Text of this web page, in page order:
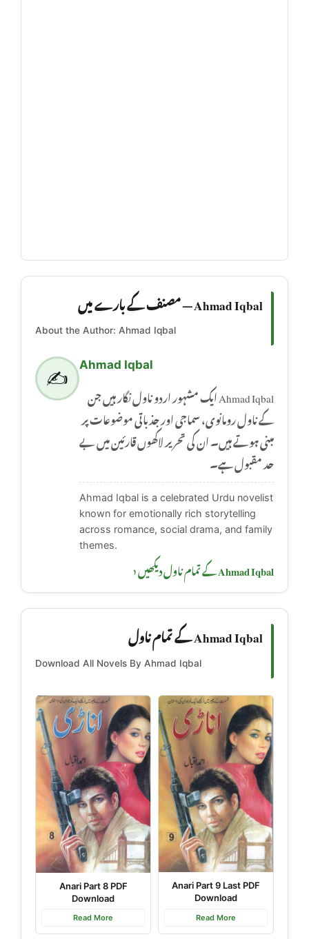
Ahmad Iqbal — مصنف کے بارے میں
About the Author: Ahmad Iqbal
✍️
Ahmad Iqbal
Ahmad Iqbal ایک مشہور اردو ناول نگار ہیں جن
کے ناول رومانوی، سماجی اور جذباتی موضوعات پر
مبنی ہوتے ہیں۔ ان کی تحریر لاکھوں قارئین میں بے
حد مقبول ہے۔
Ahmad Iqbal is a celebrated Urdu novelist
known for emotionally rich storytelling
across romance, social drama, and family
themes.
Ahmad Iqbal کے تمام ناول دیکھیں ‹
Ahmad Iqbal کے تمام ناول
Download All Novels By Ahmad Iqbal
Anari Part 8 PDF
Download
Read More
Anari Part 9 Last PDF
Download
Read More